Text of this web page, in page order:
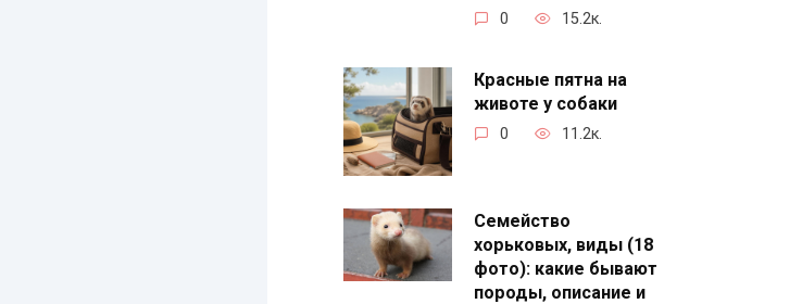
0 15.2к.
Красные пятна на
животе у собаки
0 11.2к.
Семейство
хорьковых, виды (18
фото): какие бывают
породы, описание и